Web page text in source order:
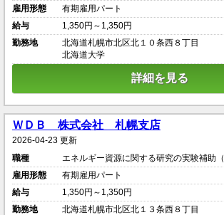
雇用形態
有期雇用パート
給与
1,350円～1,350円
勤務地
北海道札幌市北区北１０条西８丁目
北海道大学
詳細を見る
ＷＤＢ 株式会社 札幌支店
2026-04-23 更新
職種
エネルギー資源に関する研究の実験補助（
雇用形態
有期雇用パート
給与
1,350円～1,350円
勤務地
北海道札幌市北区北１３条西８丁目